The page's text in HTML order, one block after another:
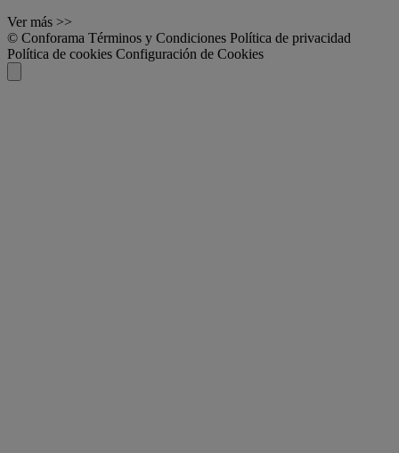
Ver más >>
© Conforama Términos y Condiciones Política de privacidad
Política de cookies Configuración de Cookies